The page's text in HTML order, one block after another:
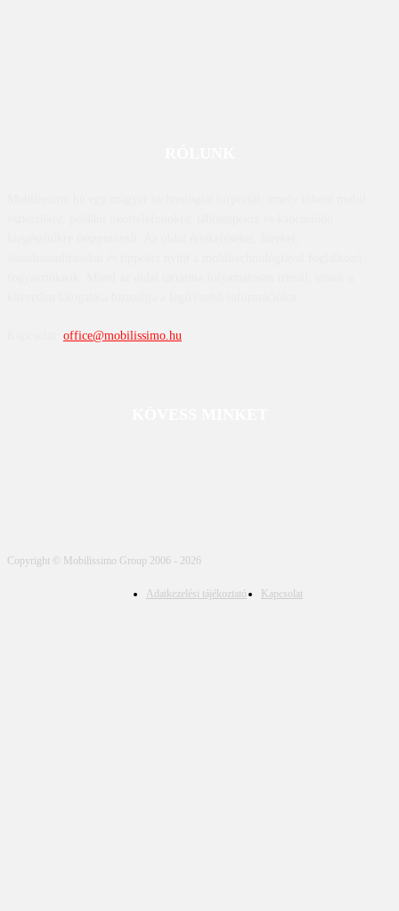
office@mobilissimo.hu
Copyright © Mobilissimo Group 2006 - 2026
Adatkezelési tájékoztató Kapcsolat